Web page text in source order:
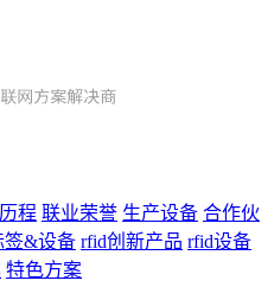
程 联业荣誉 生产设备 合作伙
签&设备 rfid创新产品 rfid设备
特色方案